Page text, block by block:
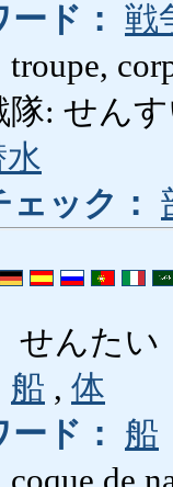
ド： 戦
troupe,
隊: せん
ック：
せんたい
船 , 体
ド：
船